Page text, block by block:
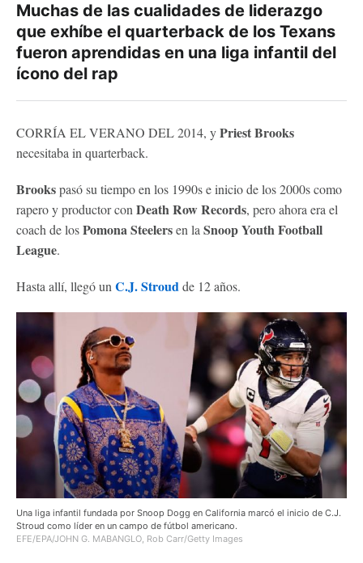
Muchas de las cualidades de liderazgo
que exhíbe el quarterback de los Texans
fueron aprendidas en una liga infantil del
ícono del rap
CORRÍA EL VERANO DEL 2014, yPriest Brooks
necesitaba in quarterback.
Brookspasó su tiempo en los 1990s e inicio de los 2000s como
rapero y productor con Death Row Records, pero ahora era el
coach de losPomona Steelersen la Snoop Youth Football
League.
Hasta allí, llegó un C.J. Stroudde 12 años.
Una liga infantil fundada por Snoop Dogg en California marcó el inicio de C.J.
Stroud como líder en un campo de fútbol americano.
EFE/EPA/JOHN G. MABANGLO, Rob Carr/Getty Images